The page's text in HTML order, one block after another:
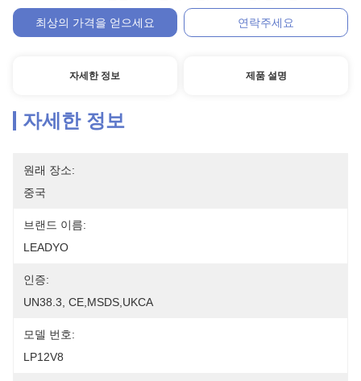
최상의 가격을 얻으세요 연락주세요
자세한 정보 제품 설명
자세한 정보
원래 장소:
중국
브랜드 이름:
LEADYO
인증:
UN38.3, CE,MSDS,UKCA
모델 번호:
LP12V8